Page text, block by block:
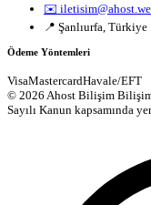
✉️
📍 Şanlıurfa, Türkiye
Ödeme Yöntemleri
VisaMastercardHavale/EFT
© 2026 Ahost Bilişim
Sayılı Kanun kapsamında